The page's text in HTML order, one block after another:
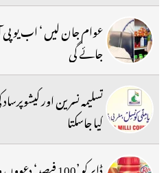
عوام جان لیں ‘ اب یو پی
جائے گی
تسلیمہ نسرین اور
کیا جاسکتا